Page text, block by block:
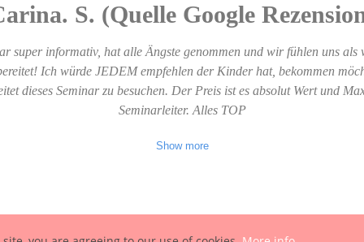
S. (Quelle Google
super informativ, hat alle Ängste genommen und wir fühlen uns als
Ich würde JEDEM empfehlen der Kinder hat, bekommen
dieses Seminar zu besuchen. Der Preis ist es absolut Wert und
Seminarleiter. Alles TOP
Show more
Danke Max für den toll strukturierten Kurs! Wir fühlen uns nun viel
Da muss man passend zu den Initialbeatmungen einfach 5
lehrreicher Kurs. Diesen Kurs, wie grundsätzlich einen Erste Hilfe
Paten mal besucht haben. Es werden einem viele Ängste
Einfache und einprägsame Informationen werden vermittelt und
sehr